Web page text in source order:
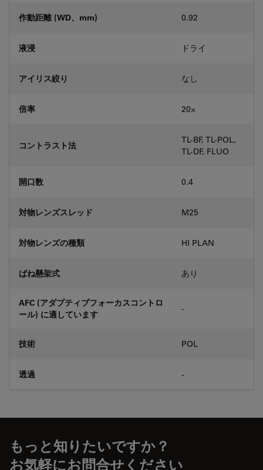
作動距離 (WD、mm) 0.92
液浸 ドライ
アイリス絞り なし
倍率 20⨉
コントラスト法
TL-BF, TL-POL,
TL-DF, FLUO
開口数 0.4
対物レンズスレッド M25
対物レンズの種類 HI PLAN
ばね懸架式 あり
AFC (アダプティブフォーカスコントロ
ール) に適しています
-
技術 POL
透過 -
もっと知りたいですか？
お気軽にお問合せください